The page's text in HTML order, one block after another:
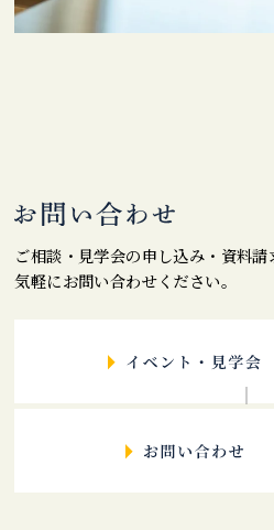
ご相談・見学会の申し込み・資料
気軽にお問い合わせください。